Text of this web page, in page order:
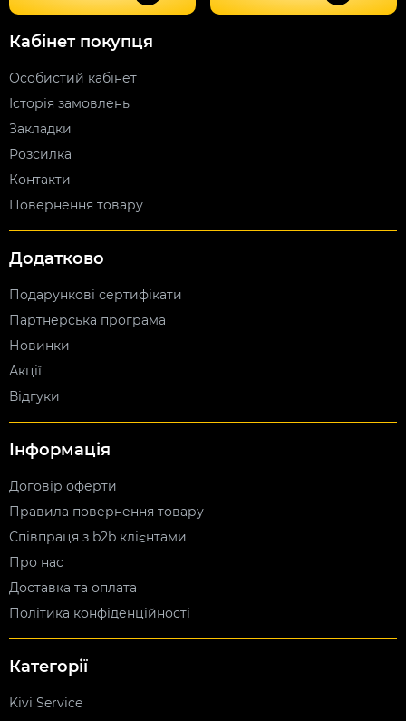
Кабінет покупця
Особистий кабінет
Історія замовлень
Закладки
Розсилка
Контакти
Повернення товару
Додатково
Подарункові сертифікати
Партнерська програма
Новинки
Акції
Відгуки
Інформація
Договір оферти
Правила повернення товару
Співпраця з b2b клієнтами
Про нас
Доставка та оплата
Політика конфіденційності
Категорії
Kivi Service